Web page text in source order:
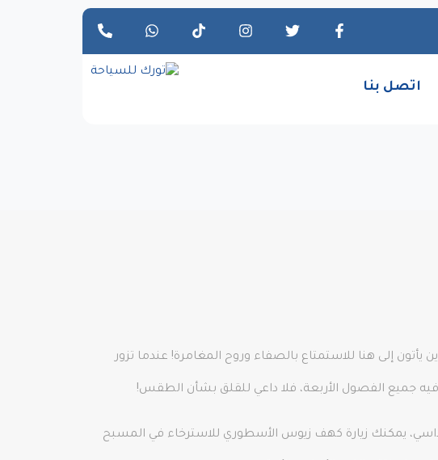
اتصل بنا
إلى هنا للاستمتاع بالصفاء وروح المغامرة! عندما تزور
جميع الفصول الأربعة، فلا داعي للقلق بشأن الطقس!
يمكنك زيارة كهف زيوس الأسطوري للاسترخاء في المسبح